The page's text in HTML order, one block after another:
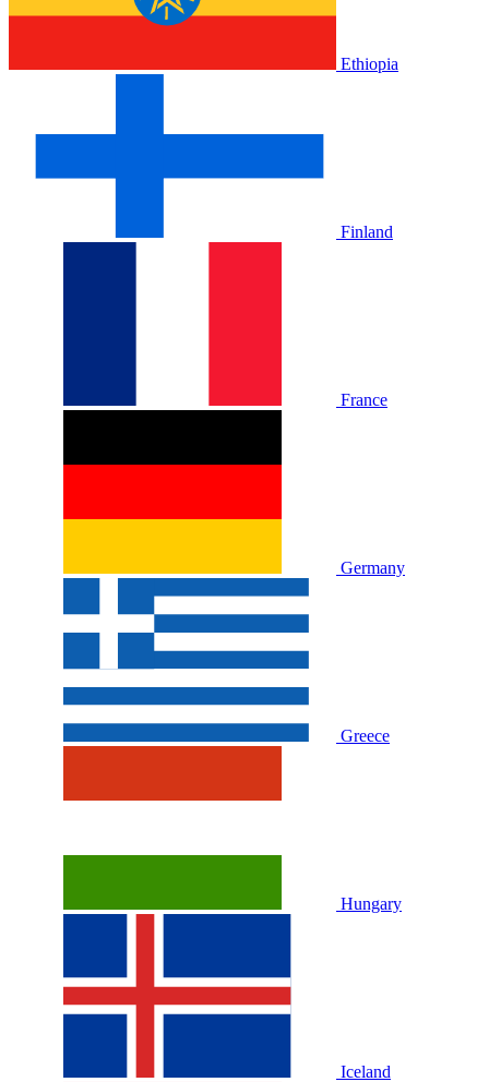
Ethiopia
Finland
France
Germany
Greece
Hungary
Iceland